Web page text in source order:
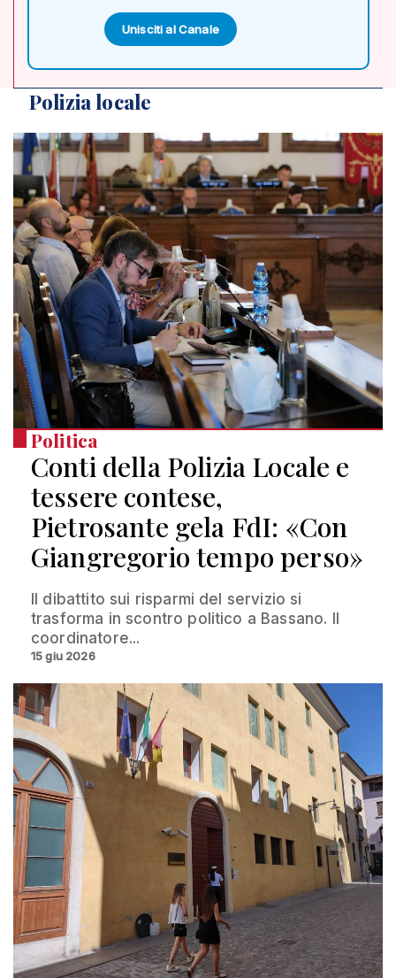
Unisciti al Canale
Polizia locale
Politica
Conti della Polizia Locale e
tessere contese,
Pietrosante gela FdI: «Con
Giangregorio tempo perso»
Il dibattito sui risparmi del servizio si
trasforma in scontro politico a Bassano. Il
coordinatore...
15 giu 2026